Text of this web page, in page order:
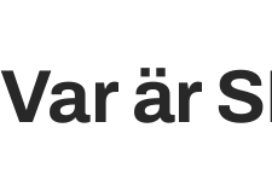
Var är